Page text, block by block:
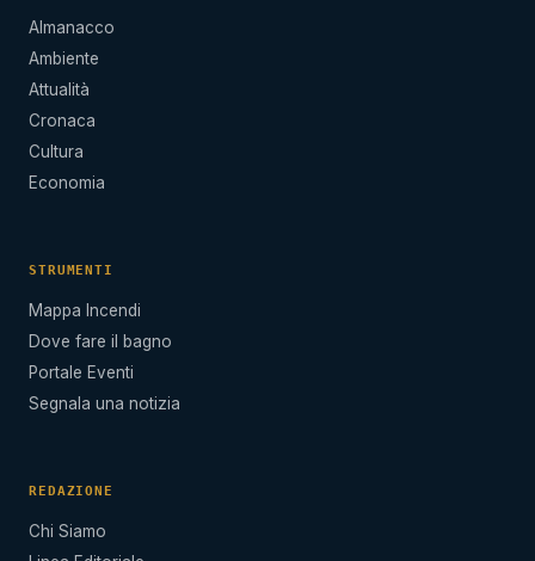
Almanacco
Ambiente
Attualità
Cronaca
Cultura
Economia
STRUMENTI
Mappa Incendi
Dove fare il bagno
Portale Eventi
Segnala una notizia
REDAZIONE
Chi Siamo